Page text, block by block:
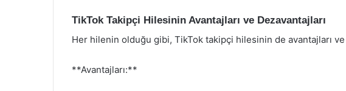
TikTok Takipçi Hilesinin Avantajları ve Dezavantajları
Her hilenin olduğu gibi, TikTok takipçi hilesinin de avantajları ve
**Avantajları:**